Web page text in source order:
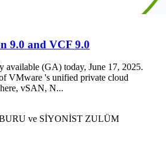
9.0 and VCF 9.0
available (GA) today, June 17, 2025.
VMware 's unified private cloud
vSAN, N...